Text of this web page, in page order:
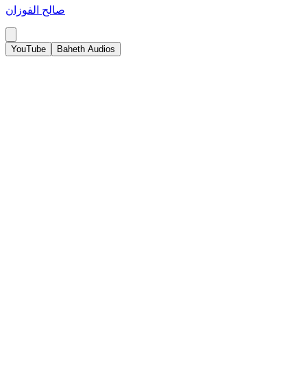
صالح الفوزان
YouTube Baheth Audios